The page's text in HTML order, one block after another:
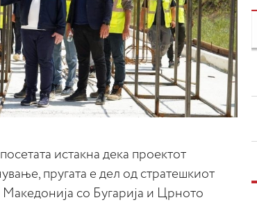
истакна дека проектот
пругата е дел од стратешкиот
со Бугарија и Црното